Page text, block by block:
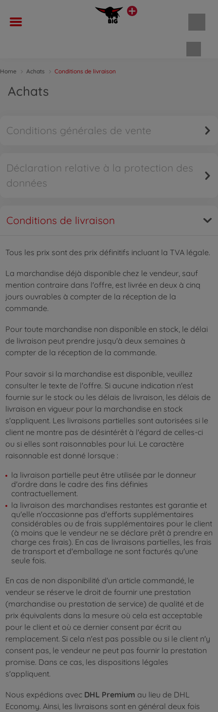
Home Achats Conditions de livraison
Achats
Conditions générales de vente
Déclaration relative à la protection des
données
Conditions de livraison
Tous les prix sont des prix définitifs incluant la TVA légale.
La marchandise déjà disponible chez le vendeur, sauf
mention contraire dans l'offre, est livrée en deux à cinq
jours ouvrables à compter de la réception de la
commande.
Pour toute marchandise non disponible en stock, le délai
de livraison peut prendre jusqu'à deux semaines à
compter de la réception de la commande.
Pour savoir si la marchandise est disponible, veuillez
consulter le texte de l'offre. Si aucune indication n'est
fournie sur le stock ou les délais de livraison, les délais de
livraison en vigueur pour la marchandise en stock
s'appliquent. Les livraisons partielles sont autorisées si le
client ne montre pas de désintérêt à l'égard de celles-ci
ou si elles sont raisonnables pour lui. Le caractère
raisonnable est donné lorsque :
la livraison partielle peut être utilisée par le donneur
d'ordre dans le cadre des fins définies
contractuellement.
la livraison des marchandises restantes est garantie et
qu'elle n'occasionne pas d'efforts supplémentaires
considérables ou de frais supplémentaires pour le client
(à moins que le vendeur ne se déclare prêt à prendre en
charge ces frais). En cas de livraisons partielles, les frais
de transport et d'emballage ne sont facturés qu'une
seule fois.
En cas de non disponibilité d'un article commandé, le
vendeur se réserve le droit de fournir une prestation
(marchandise ou prestation de service) de qualité et de
prix équivalents dans la mesure où cela est acceptable
pour le client et où ce dernier consent par écrit au
remplacement. Si cela n'est pas possible ou si le client n'y
consent pas, le vendeur ne peut pas fournir la prestation
promise. Dans ce cas, les dispositions légales
s'appliquent.
Nous expédions avec DHL Premium au lieu de DHL
Economy. Ainsi, les livraisons sont en général deux fois